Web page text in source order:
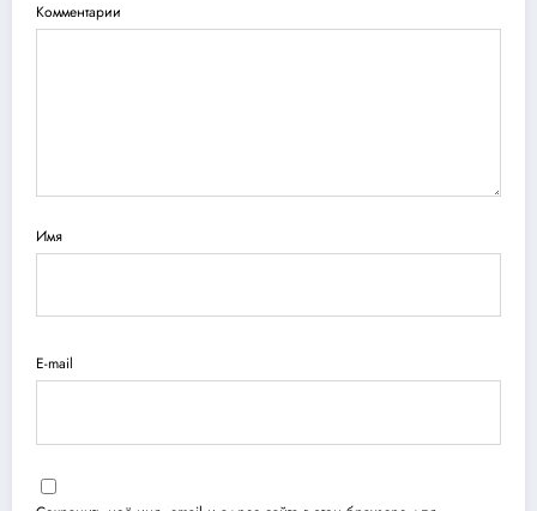
Комментарии
Имя
E-mail